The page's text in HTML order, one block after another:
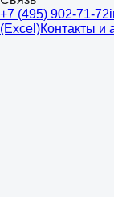
+7 (495) 902-71-72
(Excel)Контакты и